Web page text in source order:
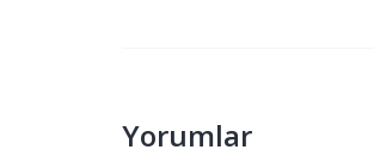
Yorumlar